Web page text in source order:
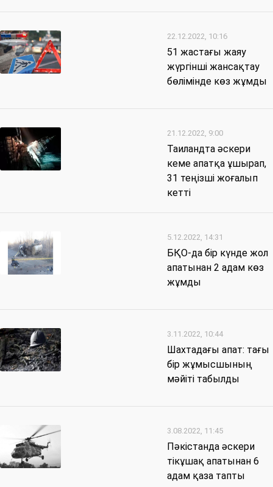
22.12.2022, 10:16
51 жастағы жаяу
жүргінші жансақтау
бөлімінде көз жұмды
21.12.2022, 9:00
Таиландта әскери
кеме апатқа ұшырап,
31 теңізші жоғалып
кетті
5.12.2022, 14:31
БҚО-да бір күнде жол
апатынан 2 адам көз
жұмды
3.11.2022, 10:44
Шахтадағы апат: тағы
бір жұмысшының
мәйіті табылды
3.08.2022, 11:45
Пәкістанда әскери
тікұшақ апатынан 6
адам қаза тапты